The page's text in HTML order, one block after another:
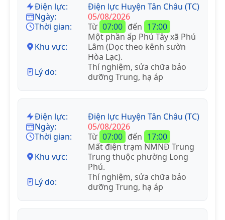
Điện lực:
Điện lực Huyện Tân Châu (TC)
Ngày:
05/08/2026
Thời gian:
Từ 07:00 đến 17:00
Khu vực:
Một phần ấp Phú Tây xã Phú
Lâm (Dọc theo kênh sườn
Hòa Lạc).
Lý do:
Thí nghiệm, sửa chữa bảo
dưỡng Trung, hạ áp
Điện lực:
Điện lực Huyện Tân Châu (TC)
Ngày:
05/08/2026
Thời gian:
Từ 07:00 đến 17:00
Khu vực:
Mất điện trạm NMNĐ Trung
Trung thuộc phường Long
Phú.
Lý do:
Thí nghiệm, sửa chữa bảo
dưỡng Trung, hạ áp